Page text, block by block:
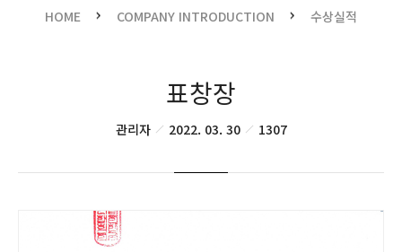
HOME COMPANY INTRODUCTION 수상실적
표창장
관리자 2022. 03. 30 1307